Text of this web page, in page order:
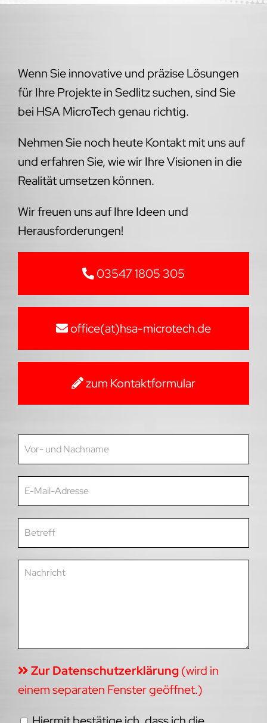
Wenn Sie innovative und präzise Lösungen
für Ihre Projekte in Sedlitz suchen, sind Sie
bei HSA MicroTech genau richtig.
Nehmen Sie noch heute Kontakt mit uns auf
und erfahren Sie, wie wir Ihre Visionen in die
Realität umsetzen können.
Wir freuen uns auf Ihre Ideen und
Herausforderungen!
03547 1805 305
office(at)hsa-microtech.de
zum Kontaktformular
Zur Datenschutzerklärung(wird in
einem separaten Fenster geöffnet.)